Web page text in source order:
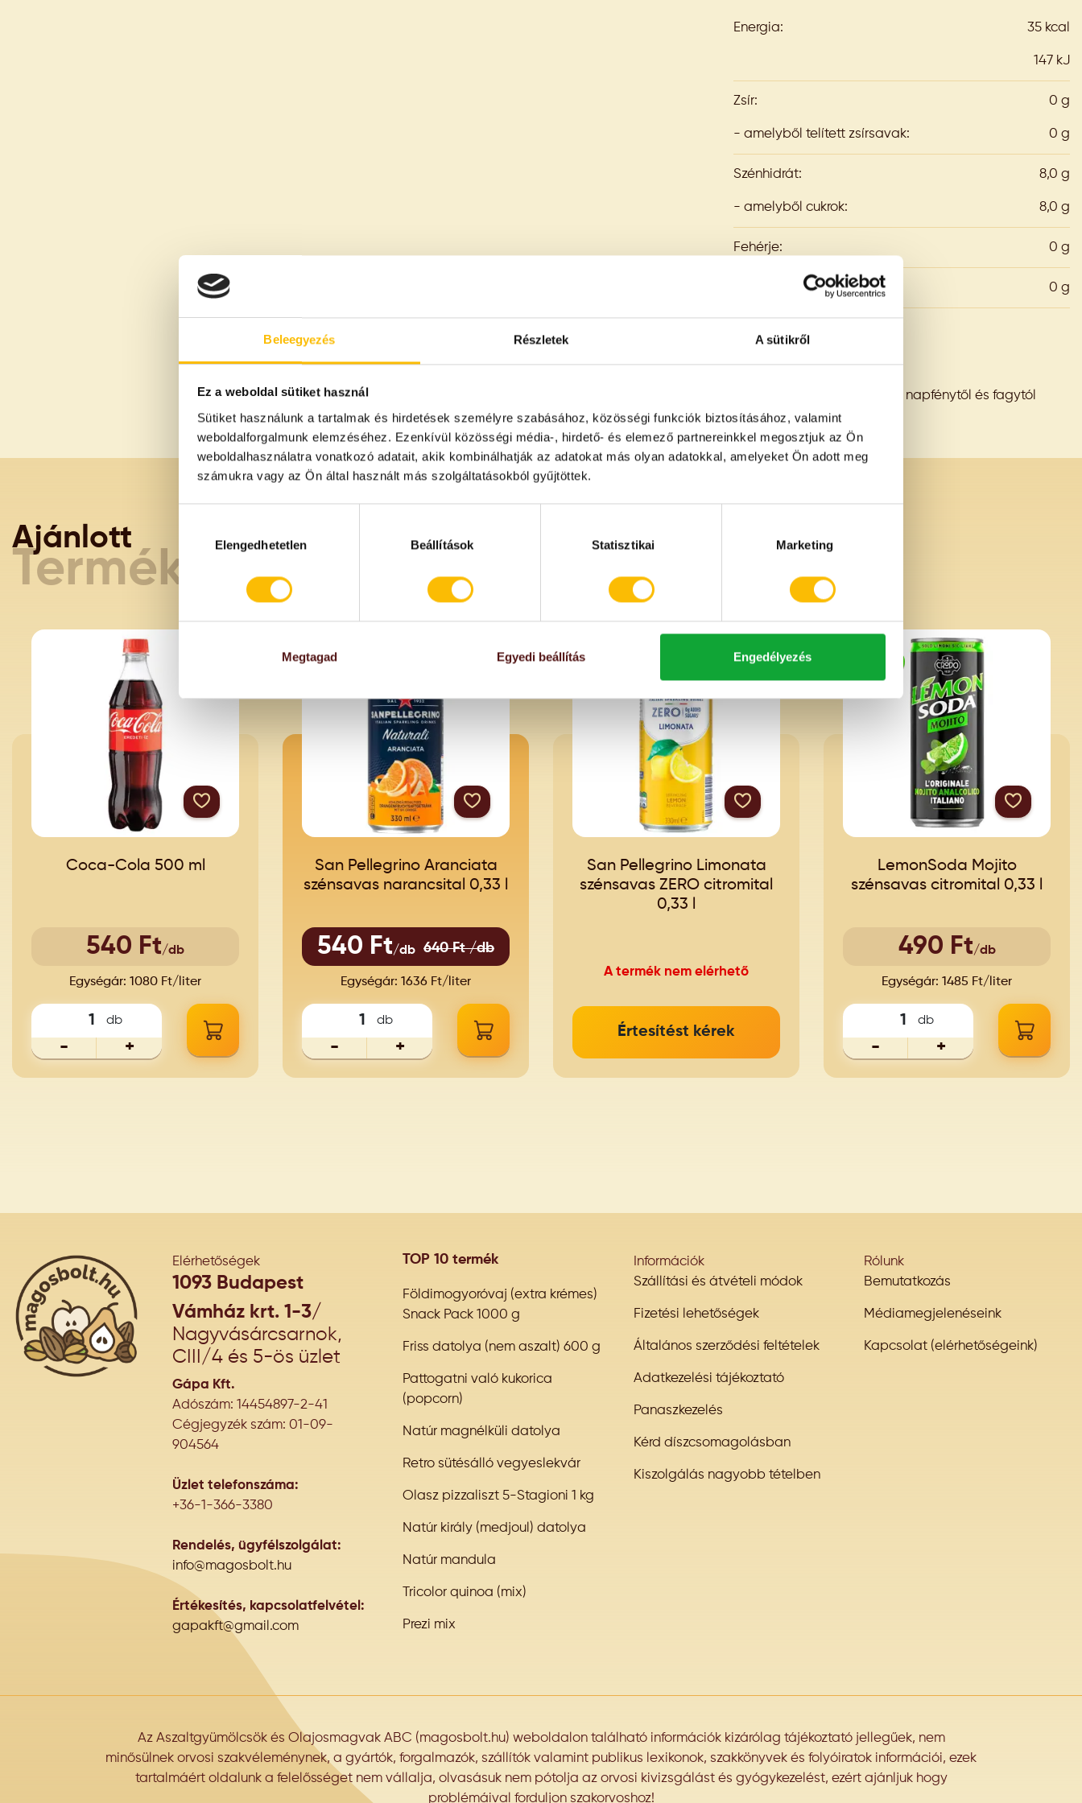
Beleegyezés Részletek A sütikről
Ez a weboldal sütiket használ
Sütiket használunk a tartalmak és hirdetések személyre szabásához, közösségi funkciók biztosításához, valamint
weboldalforgalmunk elemzéséhez. Ezenkívül közösségi média-, hirdető- és elemező partnereinkkel megosztjuk az Ön
weboldalhasználatra vonatkozó adatait, akik kombinálhatják az adatokat más olyan adatokkal, amelyeket Ön adott meg
számukra vagy az Ön által használt más szolgáltatásokból gyűjtöttek.
Elengedhetetlen
Beállítások Statisztikai Marketing
Megtagad Egyedi beállítás Engedélyezés
Energia: 35 kcal
147 kJ
Zsír: 0 g
- amelyből telített zsírsavak: 0 g
Szénhidrát: 8,0 g
- amelyből cukrok: 8,0 g
Fehérje: 0 g
0 g
Hűvös, száraz, szagmentes, napfénytől és fagytól
védett helyen.
Ajánlott
Termékeink
Coca-Cola 500 ml
540 Ft/db
Egységár: 1080 Ft/liter
db
- +
AKCIÓS
San Pellegrino Aranciata
szénsavas narancsital 0,33 l
540 Ft/db 640 Ft /db
Egységár: 1636 Ft/liter
db
- +
San Pellegrino Limonata
szénsavas ZERO citromital
0,33 l
A termék nem elérhető
Értesítést kérek
LemonSoda Mojito
szénsavas citromital 0,33 l
490 Ft/db
Egységár: 1485 Ft/liter
db
- +
Elérhetőségek
1093 Budapest
Vámház krt. 1-3/
Nagyvásárcsarnok,
CIII/4 és 5-ös üzlet
Gápa Kft.
Adószám: 14454897-2-41
Cégjegyzék szám: 01-09-
904564
Üzlet telefonszáma:
+36-1-366-3380
Rendelés, ügyfélszolgálat:
info@magosbolt.hu
Értékesítés, kapcsolatfelvétel:
gapakft@gmail.com
TOP 10 termék
Földimogyoróvaj (extra krémes)
Snack Pack 1000 g
Friss datolya (nem aszalt) 600 g
Pattogatni való kukorica
(popcorn)
Natúr magnélküli datolya
Retro sütésálló vegyeslekvár
Olasz pizzaliszt 5-Stagioni 1 kg
Natúr király (medjoul) datolya
Natúr mandula
Tricolor quinoa (mix)
Prezi mix
Információk
Szállítási és átvételi módok
Fizetési lehetőségek
Általános szerződési feltételek
Adatkezelési tájékoztató
Panaszkezelés
Kérd díszcsomagolásban
Kiszolgálás nagyobb tételben
Rólunk
Bemutatkozás
Médiamegjelenéseink
Kapcsolat (elérhetőségeink)
Az Aszaltgyümölcsök és Olajosmagvak ABC (magosbolt.hu) weboldalon található információk kizárólag tájékoztató jellegűek, nem
minősülnek orvosi szakvéleménynek, a gyártók, forgalmazók, szállítók valamint publikus lexikonok, szakkönyvek és folyóiratok információi, ezek
tartalmáért oldalunk a felelősséget nem vállalja, olvasásuk nem pótolja az orvosi kivizsgálást és gyógykezelést, ezért ajánljuk hogy
problémáival forduljon szakorvoshoz!